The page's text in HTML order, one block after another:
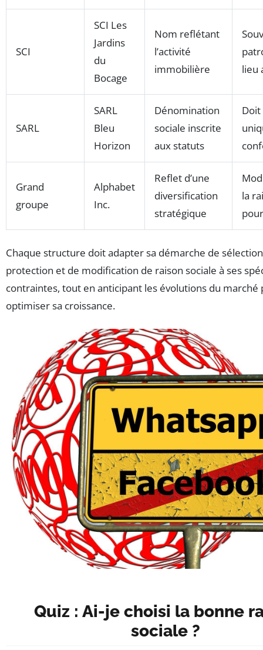
SCI
SCI Les
Jardins
du
Bocage
Nom reflétant
l’activité
immobilière
lieu
SARL
SARL
Bleu
Horizon
Dénomination
sociale inscrite
aux statuts
Grand
groupe
Alphabet
Inc.
Reflet d’une
diversification
stratégique
la
Chaque structure doit adapter sa démarche de
protection et de modification de raison sociale à ses
contraintes, tout en anticipant les évolutions du marché
optimiser sa croissance.
Quiz : Ai-je choisi la bonne
sociale ?